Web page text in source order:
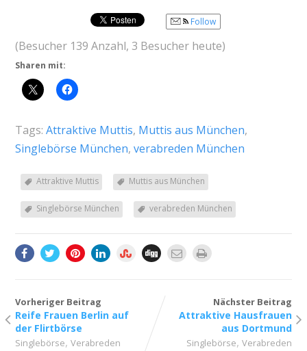
Follow
(Besucher 139 Anzahl, 3 Besucher heute)
Sharen mit:
Tags: Attraktive Muttis, Muttis aus München,
Singlebörse München, verabreden München
Attraktive Muttis Muttis aus München
Singlebörse München verabreden München
Vorheriger Beitrag
Reife Frauen Berlin auf
der Flirtbörse
Singlebörse, Verabreden
Nächster Beitrag
Attraktive Hausfrauen
aus Dortmund
Singlebörse,Verabreden